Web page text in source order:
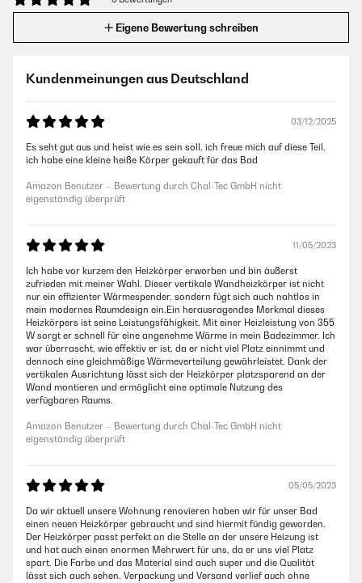
Eigene Bewertung schreiben
Kundenmeinungen aus Deutschland
03/12/2025
Es seht gut aus und heist wie es sein soll, ich freue mich auf diese Teil,
ich habe eine kleine heiße Körper gekauft für das Bad
Amazon Benutzer – Bewertung durch Chal-Tec GmbH nicht
eigenständig überprüft
11/05/2023
Ich habe vor kurzem den Heizkörper erworben und bin äußerst
zufrieden mit meiner Wahl. Dieser vertikale Wandheizkörper ist nicht
nur ein effizienter Wärmespender, sondern fügt sich auch nahtlos in
mein modernes Raumdesign ein.Ein herausragendes Merkmal dieses
Heizkörpers ist seine Leistungsfähigkeit. Mit einer Heizleistung von 355
W sorgt er schnell für eine angenehme Wärme in mein Badezimmer. Ich
war überrascht, wie effektiv er ist, da er nicht viel Platz einnimmt und
dennoch eine gleichmäßige Wärmeverteilung gewährleistet. Dank der
vertikalen Ausrichtung lässt sich der Heizkörper platzsparend an der
Wand montieren und ermöglicht eine optimale Nutzung des
verfügbaren Raums.
Amazon Benutzer – Bewertung durch Chal-Tec GmbH nicht
eigenständig überprüft
05/05/2023
Da wir aktuell unsere Wohnung renovieren haben wir für unser Bad
einen neuen Heizkörper gebraucht und sind hiermit fündig geworden.
Der Heizkörper passt perfekt an die Stelle an der unsere Heizung ist
und hat auch einen enormen Mehrwert für uns, da er uns viel Platz
spart. Die Farbe und das Material sind auch super und die Qualität
lässt sich auch sehen. Verpackung und Versand verlief auch ohne